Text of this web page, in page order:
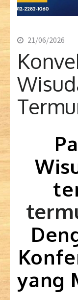
21/06/2026
yang